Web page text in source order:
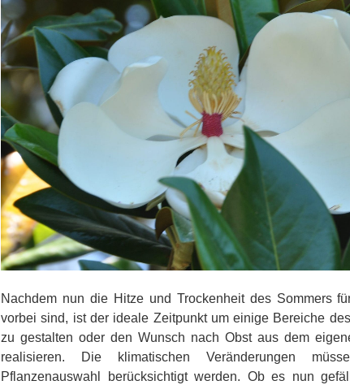
Nachdem nun die Hitze und Trockenheit des Sommers
vorbei sind, ist der ideale Zeitpunkt um einige Bereiche
zu gestalten oder den Wunsch nach Obst aus dem
realisieren. Die klimatischen Veränderungen
Pflanzenauswahl berücksichtigt werden. Ob es nun